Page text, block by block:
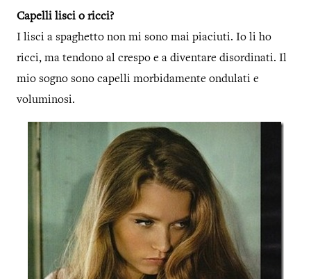
Capelli lisci o ricci?
I lisci a spaghetto non mi sono mai piaciuti. Io li ho
ricci, ma tendono al crespo e a diventare disordinati. Il
mio sogno sono capelli morbidamente ondulati e
voluminosi.